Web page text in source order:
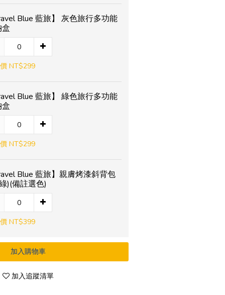
Blue 藍旅】 灰色旅行多功能
NT$299
Blue 藍旅】 綠色旅行多功能
NT$299
Blue 藍旅】親膚烤漆斜背包
)(備註選色)
NT$399
加入購物車
加入追蹤清單